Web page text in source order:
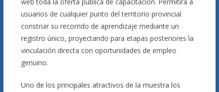
usuarios de cualquier punto del territorio provincial
construir su recorrido de aprendizaje mediante un
registro único, proyectando para etapas posteriores la
vinculación directa con oportunidades de empleo
genuino.
Uno de los principales atractivos de la muestra los